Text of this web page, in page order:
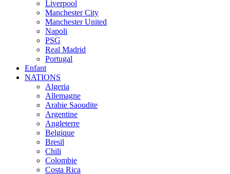
Liverpool
Manchester City
Manchester United
Napoli
PSG
Real Madrid
Portugal
Enfant
NATIONS
Algeria
Allemagne
Arabie Saoudite
Argentine
Angleterre
Belgique
Bresil
Chili
Colombie
Costa Rica